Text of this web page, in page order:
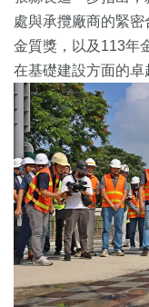
處與承攬廠商的緊密
金質獎，以及113年
在基礎建設方面的卓